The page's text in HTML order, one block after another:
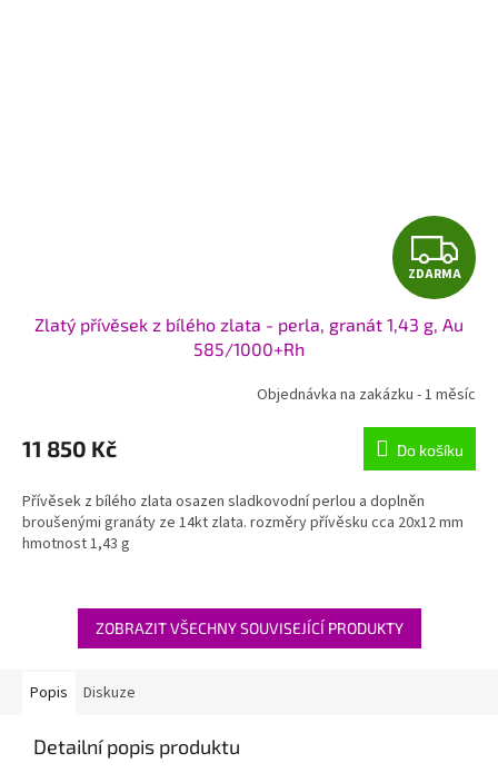
Z
D
A
R
M
A
ZDARMA
Zlatý přívěsek z bílého zlata - perla, granát 1,43 g, Au
585/1000+Rh
Objednávka na zakázku - 1 měsíc
11 850 Kč Do košíku
Přívěsek z bílého zlata osazen sladkovodní perlou a doplněn
broušenými granáty ze 14kt zlata. rozměry přívěsku cca 20x12 mm
hmotnost 1,43 g
ZOBRAZIT VŠECHNY SOUVISEJÍCÍ PRODUKTY
Popis Diskuze
Detailní popis produktu